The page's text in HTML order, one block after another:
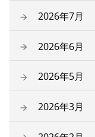
2026年7月
2026年6月
2026年5月
2026年3月